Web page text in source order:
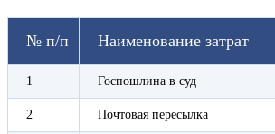
№ п/п Наименование затрат
1 Госпошлина в суд
2 Почтовая пересылка